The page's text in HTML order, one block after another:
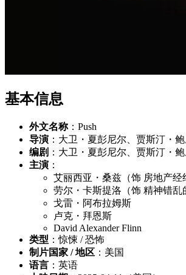
基本信息
外文名称：Push
导演 ：大卫・夏彭尼尔、贾斯汀・
编剧 ：大卫・夏彭尼尔、贾斯汀・
主演 ：
艾丽西亚・桑兹（饰 房地产经
劳尔・卡斯提洛（饰 精神错乱
戈雷・阿布拉姆斯
卢克・拜恩斯
David Alexander Flinn
类型 ：惊悚 / 恐怖
制片国家 / 地区 ：美国
语言 ：英语